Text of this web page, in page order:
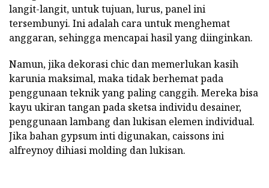
langit-langit, untuk tujuan, lurus, panel ini
tersembunyi. Ini adalah cara untuk menghemat
anggaran, sehingga mencapai hasil yang diinginkan.
Namun, jika dekorasi chic dan memerlukan kasih
karunia maksimal, maka tidak berhemat pada
penggunaan teknik yang paling canggih. Mereka bisa
kayu ukiran tangan pada sketsa individu desainer,
penggunaan lambang dan lukisan elemen individual.
Jika bahan gypsum inti digunakan, caissons ini
alfreynoy dihiasi molding dan lukisan.